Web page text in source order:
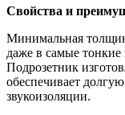
Свойства и
Минимальная
даже в самые тонкие
Подрозетник
обеспечивает
звукоизоляции.